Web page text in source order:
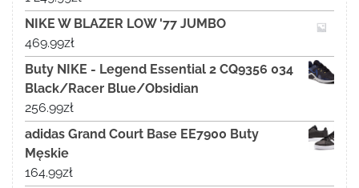
NIKE W BLAZER LOW '77 JUMBO
469.99zł
Buty NIKE - Legend Essential 2 CQ9356 034
Black/Racer Blue/Obsidian
256.99zł
adidas Grand Court Base EE7900 Buty
Męskie
164.99zł